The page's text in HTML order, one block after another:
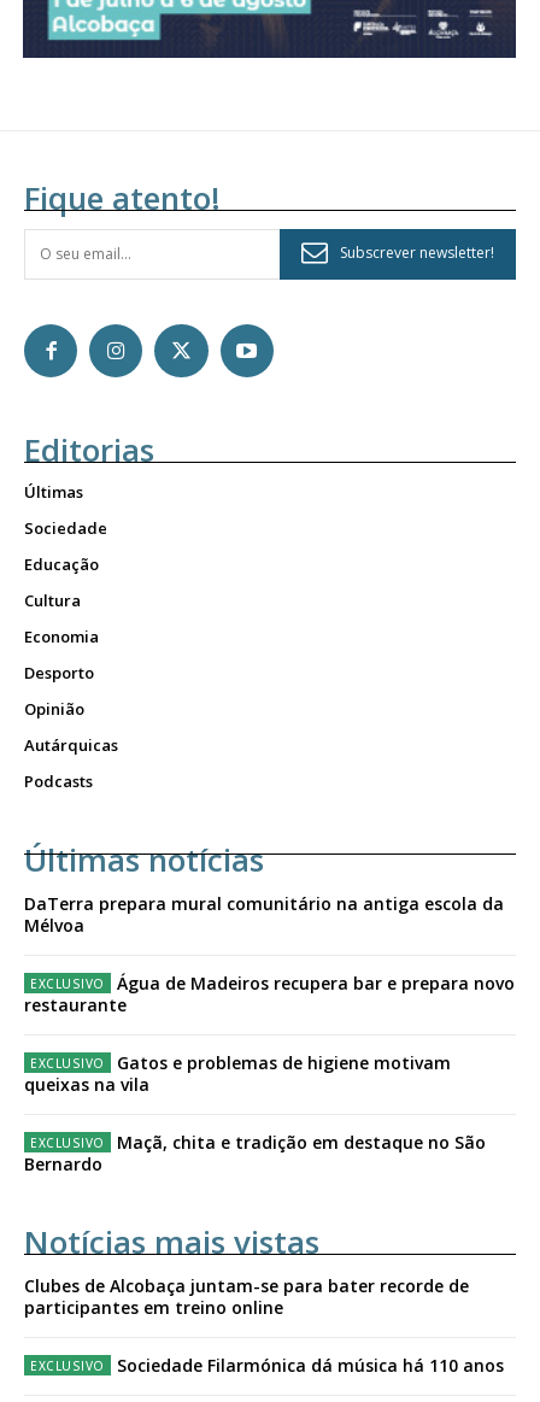
Fique atento!
Subscrever newsletter!
Editorias
Últimas
Sociedade
Educação
Cultura
Economia
Desporto
Opinião
Autárquicas
Podcasts
Últimas notícias
DaTerra prepara mural comunitário na antiga escola da
Mélvoa
Água de Madeiros recupera bar e prepara novo
restaurante
Gatos e problemas de higiene motivam
queixas na vila
Maçã, chita e tradição em destaque no São
Bernardo
Notícias mais vistas
Clubes de Alcobaça juntam-se para bater recorde de
participantes em treino online
Sociedade Filarmónica dá música há 110 anos